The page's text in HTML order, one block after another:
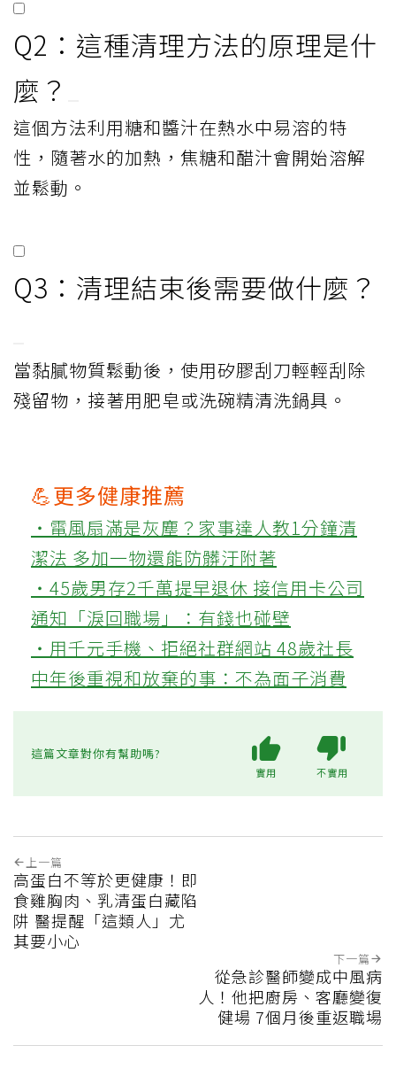
Q2：這種清理方法的原理是什
麼？
這個方法利用糖和醬汁在熱水中易溶的特
性，隨著水的加熱，焦糖和醋汁會開始溶解
並鬆動。
Q3：清理結束後需要做什麼？
當黏膩物質鬆動後，使用矽膠刮刀輕輕刮除
殘留物，接著用肥皂或洗碗精清洗鍋具。
💪更多健康推薦
‧電風扇滿是灰塵？家事達人教1分鐘清
潔法 多加一物還能防髒汙附著
‧45歲男存2千萬提早退休 接信用卡公司
通知「淚回職場」：有錢也碰壁
‧用千元手機、拒絕社群網站 48歲社長
中年後重視和放棄的事：不為面子消費
這篇文章對你有幫助嗎?
實用 不實用
上一篇
高蛋白不等於更健康！即
食雞胸肉、乳清蛋白藏陷
阱 醫提醒「這類人」尤
其要小心
下一篇
從急診醫師變成中風病
人！他把廚房、客廳變復
健場 7個月後重返職場